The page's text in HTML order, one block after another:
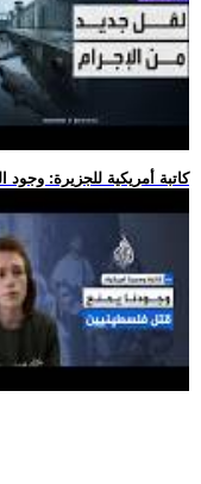
.. كاتبة أمريكية للجزيرة: